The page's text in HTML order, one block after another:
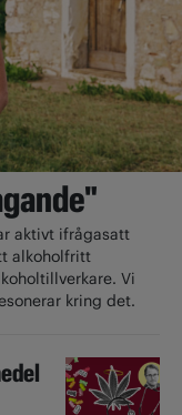
aktivt ifrågasatt
alkoholfritt
Vi
kring det.